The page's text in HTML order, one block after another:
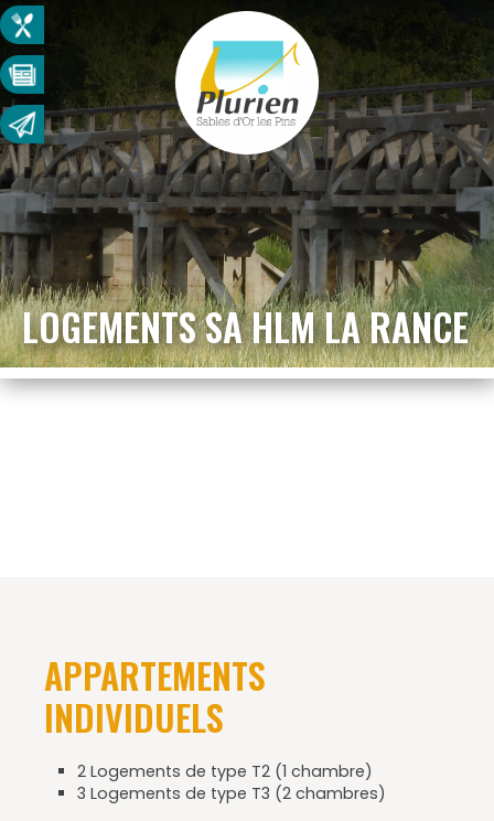
LOGEMENTS SA HLM LA RANCE
APPARTEMENTS
INDIVIDUELS
2 Logements de type T2 (1 chambre)
3 Logements de type T3 (2 chambres)